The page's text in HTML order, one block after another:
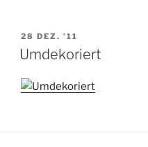
VERÖFFENTLICHT
AM
28 DEZ. ’11
Umdekoriert